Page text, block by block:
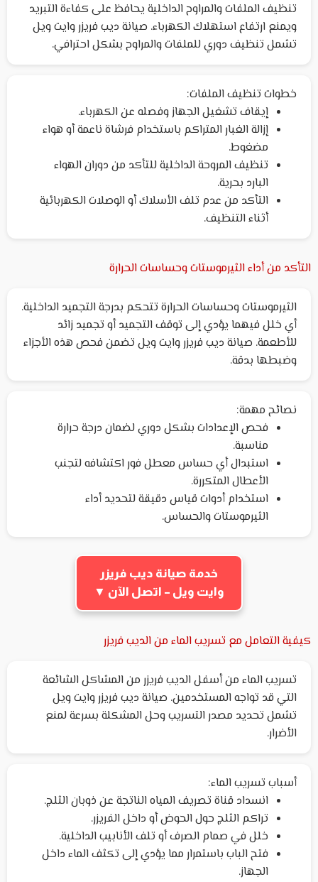
تنظيف الملفات والمراوح الداخلية يحافظ على كفاءة التبريد
ويمنع ارتفاع استهلاك الكهرباء. صيانة ديب فريزر وايت ويل
تشمل تنظيف دوري للملفات والمراوح بشكل احترافي.
خطوات تنظيف الملفات:
إيقاف تشغيل الجهاز وفصله عن الكهرباء.
إزالة الغبار المتراكم باستخدام فرشاة ناعمة أو هواء
مضغوط.
تنظيف المروحة الداخلية للتأكد من دوران الهواء
البارد بحرية.
التأكد من عدم تلف الأسلاك أو الوصلات الكهربائية
أثناء التنظيف.
التأكد من أداء الثيرموستات وحساسات الحرارة
الثيرموستات وحساسات الحرارة تتحكم بدرجة التجميد الداخلية.
أي خلل فيهما يؤدي إلى توقف التجميد أو تجميد زائد
للأطعمة. صيانة ديب فريزر وايت ويل تضمن فحص هذه الأجزاء
وضبطها بدقة.
نصائح مهمة:
فحص الإعدادات بشكل دوري لضمان درجة حرارة
مناسبة.
استبدال أي حساس معطل فور اكتشافه لتجنب
الأعطال المتكررة.
استخدام أدوات قياس دقيقة لتحديد أداء
الثيرموستات والحساس.
خدمة صيانة ديب فريزر
وايت ويل – اتصل الآن ▼
كيفية التعامل مع تسريب الماء من الديب فريزر
تسريب الماء من أسفل الديب فريزر من المشاكل الشائعة
التي قد تواجه المستخدمين. صيانة ديب فريزر وايت ويل
تشمل تحديد مصدر التسريب وحل المشكلة بسرعة لمنع
الأضرار.
أسباب تسريب الماء:
انسداد قناة تصريف المياه الناتجة عن ذوبان الثلج.
تراكم الثلج حول الحوض أو داخل الفريزر.
خلل في صمام الصرف أو تلف الأنابيب الداخلية.
فتح الباب باستمرار مما يؤدي إلى تكثف الماء داخل
الجهاز.